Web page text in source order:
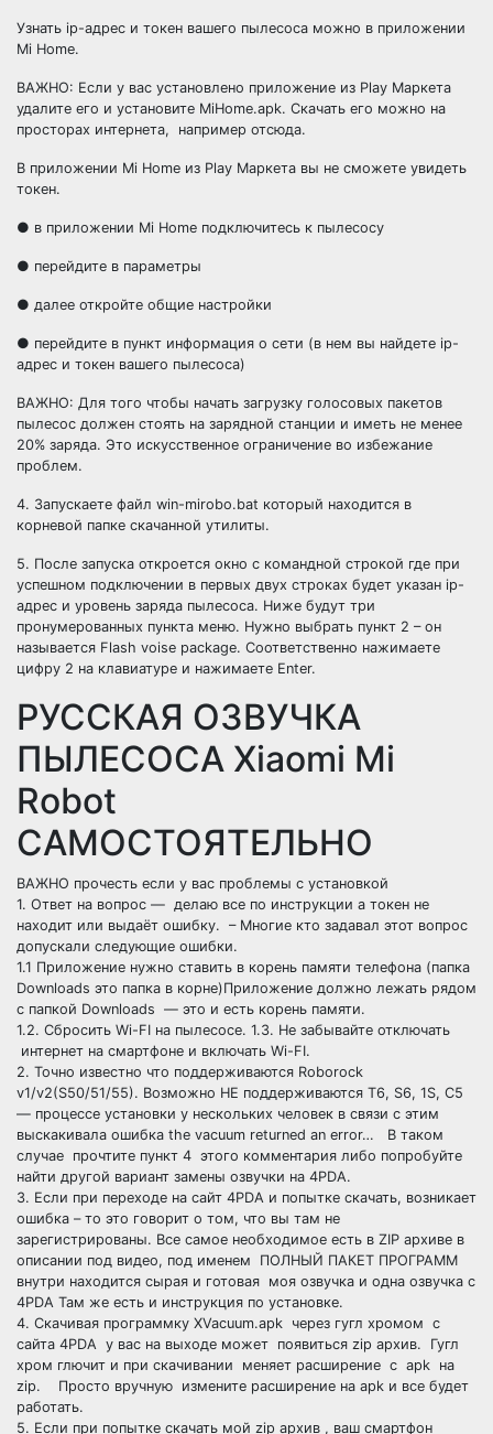
Узнать ip-адрес и токен вашего пылесоса можно в приложении
Mi Home.
ВАЖНО: Если у вас установлено приложение из Play Маркета
удалите его и установите MiHome.apk. Скачать его можно на
просторах интернета, например отсюда.
В приложении Mi Home из Play Маркета вы не сможете увидеть
токен.
● в приложении Mi Home подключитесь к пылесосу
● перейдите в параметры
● далее откройте общие настройки
● перейдите в пункт информация о сети (в нем вы найдете ip-
адрес и токен вашего пылесоса)
ВАЖНО: Для того чтобы начать загрузку голосовых пакетов
пылесос должен стоять на зарядной станции и иметь не менее
20% заряда. Это искусственное ограничение во избежание
проблем.
4. Запускаете файл win-mirobo.bat который находится в
корневой папке скачанной утилиты.
5. После запуска откроется окно с командной строкой где при
успешном подключении в первых двух строках будет указан ip-
адрес и уровень заряда пылесоса. Ниже будут три
пронумерованных пункта меню. Нужно выбрать пункт 2 – он
называется Flash voise package. Соответственно нажимаете
цифру 2 на клавиатуре и нажимаете Enter.
РУССКАЯ ОЗВУЧКА
ПЫЛЕСОСА Xiaomi Mi
Robot
САМОСТОЯТЕЛЬНО
ВАЖНО прочесть если у вас проблемы с установкой
1. Ответ на вопрос — делаю все по инструкции а токен не
находит или выдаёт ошибку. – Многие кто задавал этот вопрос
допускали следующие ошибки.
1.1 Приложение нужно ставить в корень памяти телефона (папка
Downloads это папка в корне)Приложение должно лежать рядом
с папкой Downloads — это и есть корень памяти.
1.2. Сбросить Wi-FI на пылесосе. 1.3. Не забывайте отключать
интернет на смартфоне и включать Wi-FI.
2. Точно известно что поддерживаются Roborock
v1/v2(S50/51/55). Возможно НЕ поддерживаются T6, S6, 1S, С5
— процессе установки у нескольких человек в связи с этим
выскакивала ошибка the vacuum returned an error… В таком
случае прочтите пункт 4 этого комментария либо попробуйте
найти другой вариант замены озвучки на 4PDA.
3. Если при переходе на сайт 4PDA и попытке скачать, возникает
ошибка – то это говорит о том, что вы там не
зарегистрированы. Все самое необходимое есть в ZIP архиве в
описании под видео, под именем ПОЛНЫЙ ПАКЕТ ПРОГРАММ
внутри находится сырая и готовая моя озвучка и одна озвучка с
4PDA Там же есть и инструкция по установке.
4. Скачивая программку XVacuum.apk через гугл хромом с
сайта 4PDA у вас на выходе может появиться zip архив. Гугл
хром глючит и при скачивании меняет расширение с apk на
zip. Просто вручную измените расширение на apk и все будет
работать.
5. Если при попытке скачать мой zip архив , ваш смартфон